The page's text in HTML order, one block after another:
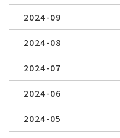
2024-09
2024-08
2024-07
2024-06
2024-05